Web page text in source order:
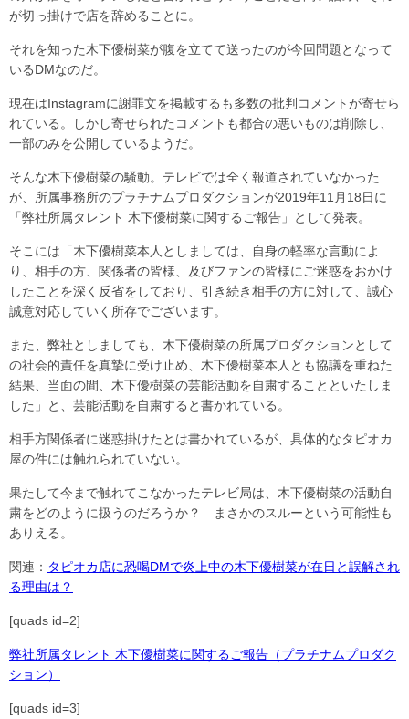
が切っ掛けで店を辞めることに。
それを知った木下優樹菜が腹を立てて送ったのが今回問題となって
いるDMなのだ。
現在はInstagramに謝罪文を掲載するも多数の批判コメントが寄せら
れている。しかし寄せられたコメントも都合の悪いものは削除し、
一部のみを公開しているようだ。
そんな木下優樹菜の騒動。テレビでは全く報道されていなかった
が、所属事務所のプラチナムプロダクションが2019年11月18日に
「弊社所属タレント 木下優樹菜に関するご報告」として発表。
そこには「木下優樹菜本人としましては、自身の軽率な言動によ
り、相手の方、関係者の皆様、及びファンの皆様にご迷惑をおかけ
したことを深く反省をしており、引き続き相手の方に対して、誠心
誠意対応していく所存でございます。
また、弊社としましても、木下優樹菜の所属プロダクションとして
の社会的責任を真摯に受け止め、木下優樹菜本人とも協議を重ねた
結果、当面の間、木下優樹菜の芸能活動を自粛することといたしま
した」と、芸能活動を自粛すると書かれている。
相手方関係者に迷惑掛けたとは書かれているが、具体的なタピオカ
屋の件には触れられていない。
果たして今まで触れてこなかったテレビ局は、木下優樹菜の活動自
粛をどのように扱うのだろうか？ まさかのスルーという可能性も
ありえる。
関連： タピオカ店に恐喝DMで炎上中の木下優樹菜が在日と誤解され
る理由は？
[quads id=2]
弊社所属タレント 木下優樹菜に関するご報告（プラチナムプロダク
ション）
[quads id=3]